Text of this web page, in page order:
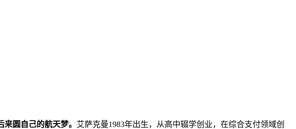
圆自己的航天梦。 艾萨克曼1983年出生，从高中辍学创业，在综合支付领域创